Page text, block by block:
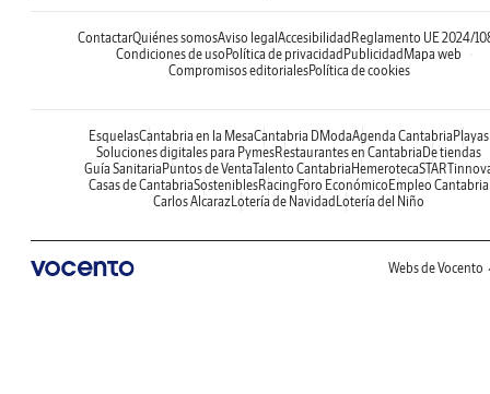
ContactarQuiénes somosAviso legal Accesibilidad Reglamento UE 2024/
Condiciones de uso Política de privacidad Publicidad Mapa web
Compromisos editorialesPolítica de cookies
EsquelasCantabria en la MesaCantabria DModaAgenda Cantabria Playas
Soluciones digitales para PymesRestaurantes en Cantabria De tiendas
Guía Sanitaria Puntos de VentaTalento Cantabria Hemeroteca
Casas de CantabriaSosteniblesRacing Foro Económico Empleo Cantabria
Carlos AlcarazLotería de Navidad Lotería del Niño
Webs de Vocento